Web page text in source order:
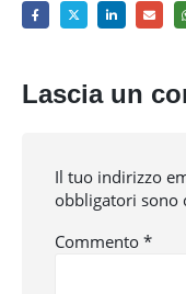
Lascia un
Il tuo indirizzo
obbligatori sono
Commento *